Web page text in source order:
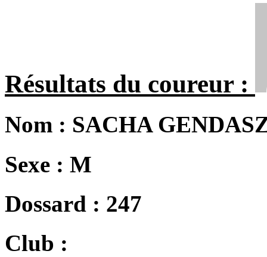
Résultats du coureur :
Nom : SACHA
Sexe : M
Dossard : 247
Club :